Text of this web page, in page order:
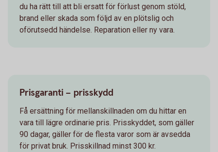
du ha rätt till att bli ersatt för förlust genom stöld,
brand eller skada som följd av en plötslig och
oförutsedd händelse. Reparation eller ny vara.
Prisgaranti – prisskydd
Få ersättning för mellanskillnaden om du hittar en
vara till lägre ordinarie pris. Prisskyddet, som gäller
90 dagar, gäller för de flesta varor som är avsedda
för privat bruk. Prisskillnad minst 300 kr.